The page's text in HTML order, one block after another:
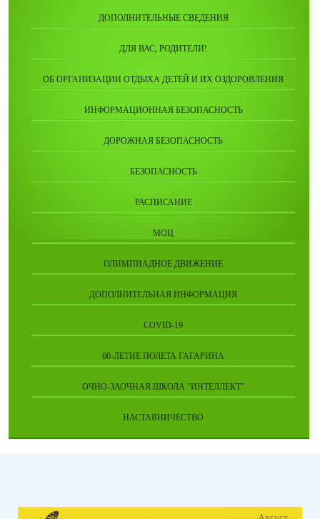
ДОПОЛНИТЕЛЬНЫЕ СВЕДЕНИЯ
ДЛЯ ВАС, РОДИТЕЛИ!
ОБ ОРГАНИЗАЦИИ ОТДЫХА ДЕТЕЙ И ИХ ОЗДОРОВЛЕНИЯ
ИНФОРМАЦИОННАЯ БЕЗОПАСНОСТЬ
ДОРОЖНАЯ БЕЗОПАСНОСТЬ
БЕЗОПАСНОСТЬ
РАСПИСАНИЕ
МОЦ
ОЛИМПИАДНОЕ ДВИЖЕНИЕ
ДОПОЛНИТЕЛЬНАЯ ИНФОРМАЦИЯ
COVID-19
60-ЛЕТИЕ ПОЛЕТА ГАГАРИНА
ОЧНО-ЗАОЧНАЯ ШКОЛА "ИНТЕЛЛЕКТ"
НАСТАВНИЧЕСТВО